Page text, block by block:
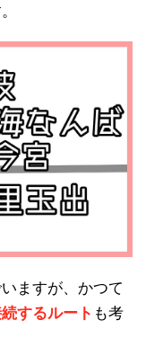
ますが、かつて
するルート も考